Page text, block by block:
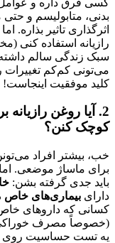
کسی فرق داره و عوامل
بدنی، متابولیسم و
اثرگذاری تاثیر
رازیانه استفاده کنی
سبک زندگی سالم داشته
می‌تونی کم‌کم
کلید موفقیت اینجاست!
2. آیا روغن
کوچک کنن؟
خب، بیشتر افراد
برای ماساژ موضعی.
باید جدی گرفته بشن:
دارای بیماری‌های
کسانی که داروهای
(خصوصاً مصرف
یه تست حساسیت روی